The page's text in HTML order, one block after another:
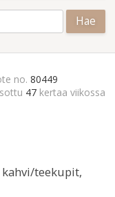
no. 80449
47 kertaa viikossa
teekupit,